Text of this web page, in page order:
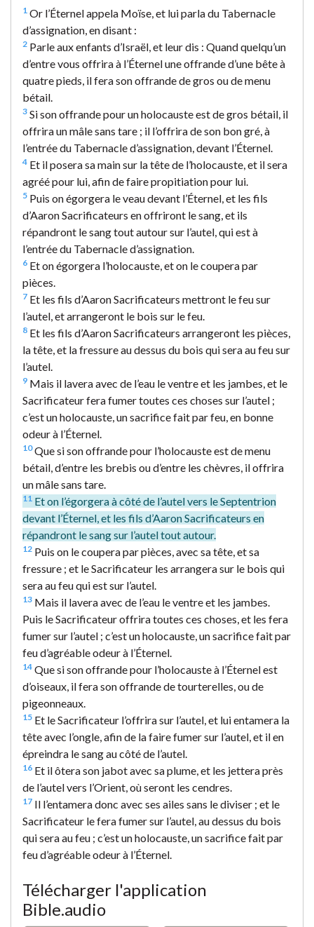
1 Or l’Éternel appela Moïse, et lui parla du Tabernacle
d’assignation, en disant :
2 Parle aux enfants d’Israël, et leur dis : Quand quelqu’un
d’entre vous offrira à l’Éternel une offrande d’une bête à
quatre pieds, il fera son offrande de gros ou de menu
bétail.
3 Si son offrande pour un holocauste est de gros bétail, il
offrira un mâle sans tare ; il l’offrira de son bon gré, à
l’entrée du Tabernacle d’assignation, devant l’Éternel.
4 Et il posera sa main sur la tête de l’holocauste, et il sera
agréé pour lui, afin de faire propitiation pour lui.
5 Puis on égorgera le veau devant l’Éternel, et les fils
d’Aaron Sacrificateurs en offriront le sang, et ils
répandront le sang tout autour sur l’autel, qui est à
l’entrée du Tabernacle d’assignation.
6 Et on égorgera l’holocauste, et on le coupera par
pièces.
7 Et les fils d’Aaron Sacrificateurs mettront le feu sur
l’autel, et arrangeront le bois sur le feu.
8 Et les fils d’Aaron Sacrificateurs arrangeront les pièces,
la tête, et la fressure au dessus du bois qui sera au feu sur
l’autel.
9 Mais il lavera avec de l’eau le ventre et les jambes, et le
Sacrificateur fera fumer toutes ces choses sur l’autel ;
c’est un holocauste, un sacrifice fait par feu, en bonne
odeur à l’Éternel.
10Que si son offrande pour l’holocauste est de menu
bétail, d’entre les brebis ou d’entre les chèvres, il offrira
un mâle sans tare.
11 Et on l’égorgera à côté de l’autel vers le Septentrion
devant l’Éternel, et les fils d’Aaron Sacrificateurs en
répandront le sang sur l’autel tout autour.
12 Puis on le coupera par pièces, avec sa tête, et sa
fressure ; et le Sacrificateur les arrangera sur le bois qui
sera au feu qui est sur l’autel.
13 Mais il lavera avec de l’eau le ventre et les jambes.
Puis le Sacrificateur offrira toutes ces choses, et les fera
fumer sur l’autel ; c’est un holocauste, un sacrifice fait par
feu d’agréable odeur à l’Éternel.
14 Que si son offrande pour l’holocauste à l’Éternel est
d’oiseaux, il fera son offrande de tourterelles, ou de
pigeonneaux.
15 Et le Sacrificateur l’offrira sur l’autel, et lui entamera la
tête avec l’ongle, afin de la faire fumer sur l’autel, et il en
épreindra le sang au côté de l’autel.
16 Et il ôtera son jabot avec sa plume, et les jettera près
de l’autel vers l’Orient, où seront les cendres.
17 Il l’entamera donc avec ses ailes sans le diviser ; et le
Sacrificateur le fera fumer sur l’autel, au dessus du bois
qui sera au feu ; c’est un holocauste, un sacrifice fait par
feu d’agréable odeur à l’Éternel.
Télécharger l'application
Bible.audio